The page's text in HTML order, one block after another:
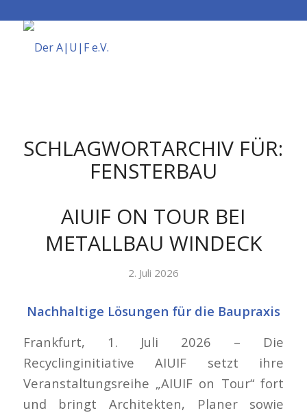
SCHLAGWORTARCHIV FÜR:
FENSTERBAU
AIUIF ON TOUR BEI
METALLBAU WINDECK
2. Juli 2026
Nachhaltige Lösungen für die Baupraxis
Frankfurt, 1. Juli 2026 – Die
Recyclinginitiative AIUIF setzt ihre
Veranstaltungsreihe „AIUIF on Tour“ fort
und bringt Architekten, Planer sowie